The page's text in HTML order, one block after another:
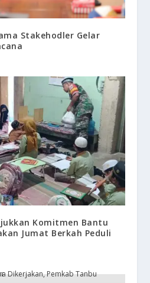
Stakehodler Gelar
Komitmen Bantu
Jumat Berkah Peduli